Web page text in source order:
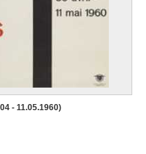
- 11.05.1960)